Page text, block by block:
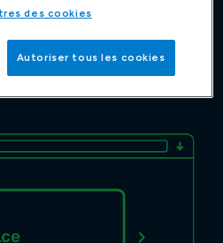
B2G.des cookies
Autoriser tous les cookies